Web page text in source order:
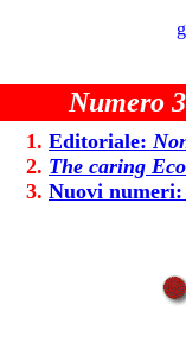
Numero
Editoriale:
The caring
Nuovi numeri: